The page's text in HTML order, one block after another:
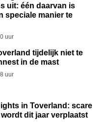
uit: één daarvan is
speciale manier te
uur
tijdelijk niet te
in de mast
uur
in Toverland: scare
dit jaar verplaatst